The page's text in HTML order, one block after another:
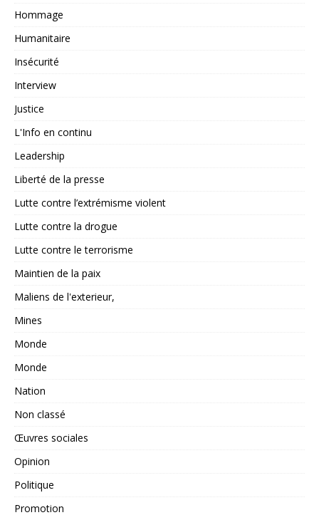
Hommage
Humanitaire
Insécurité
Interview
Justice
L'Info en continu
Leadership
Liberté de la presse
Lutte contre l’extrémisme violent
Lutte contre la drogue
Lutte contre le terrorisme
Maintien de la paix
Maliens de l'exterieur,
Mines
Monde
Monde
Nation
Non classé
Œuvres sociales
Opinion
Politique
Promotion